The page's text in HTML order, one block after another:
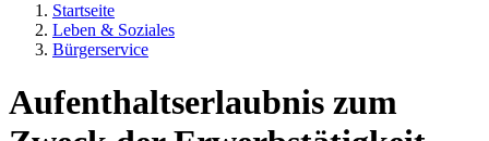
Startseite
Leben & Soziales
Bürgerservice
Aufenthaltserlaubnis zum